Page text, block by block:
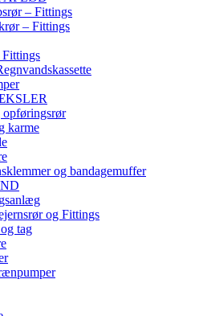
– Fittings
– Fittings
opføringsrør
karme
og bandagemuffer
og Fittings
tag